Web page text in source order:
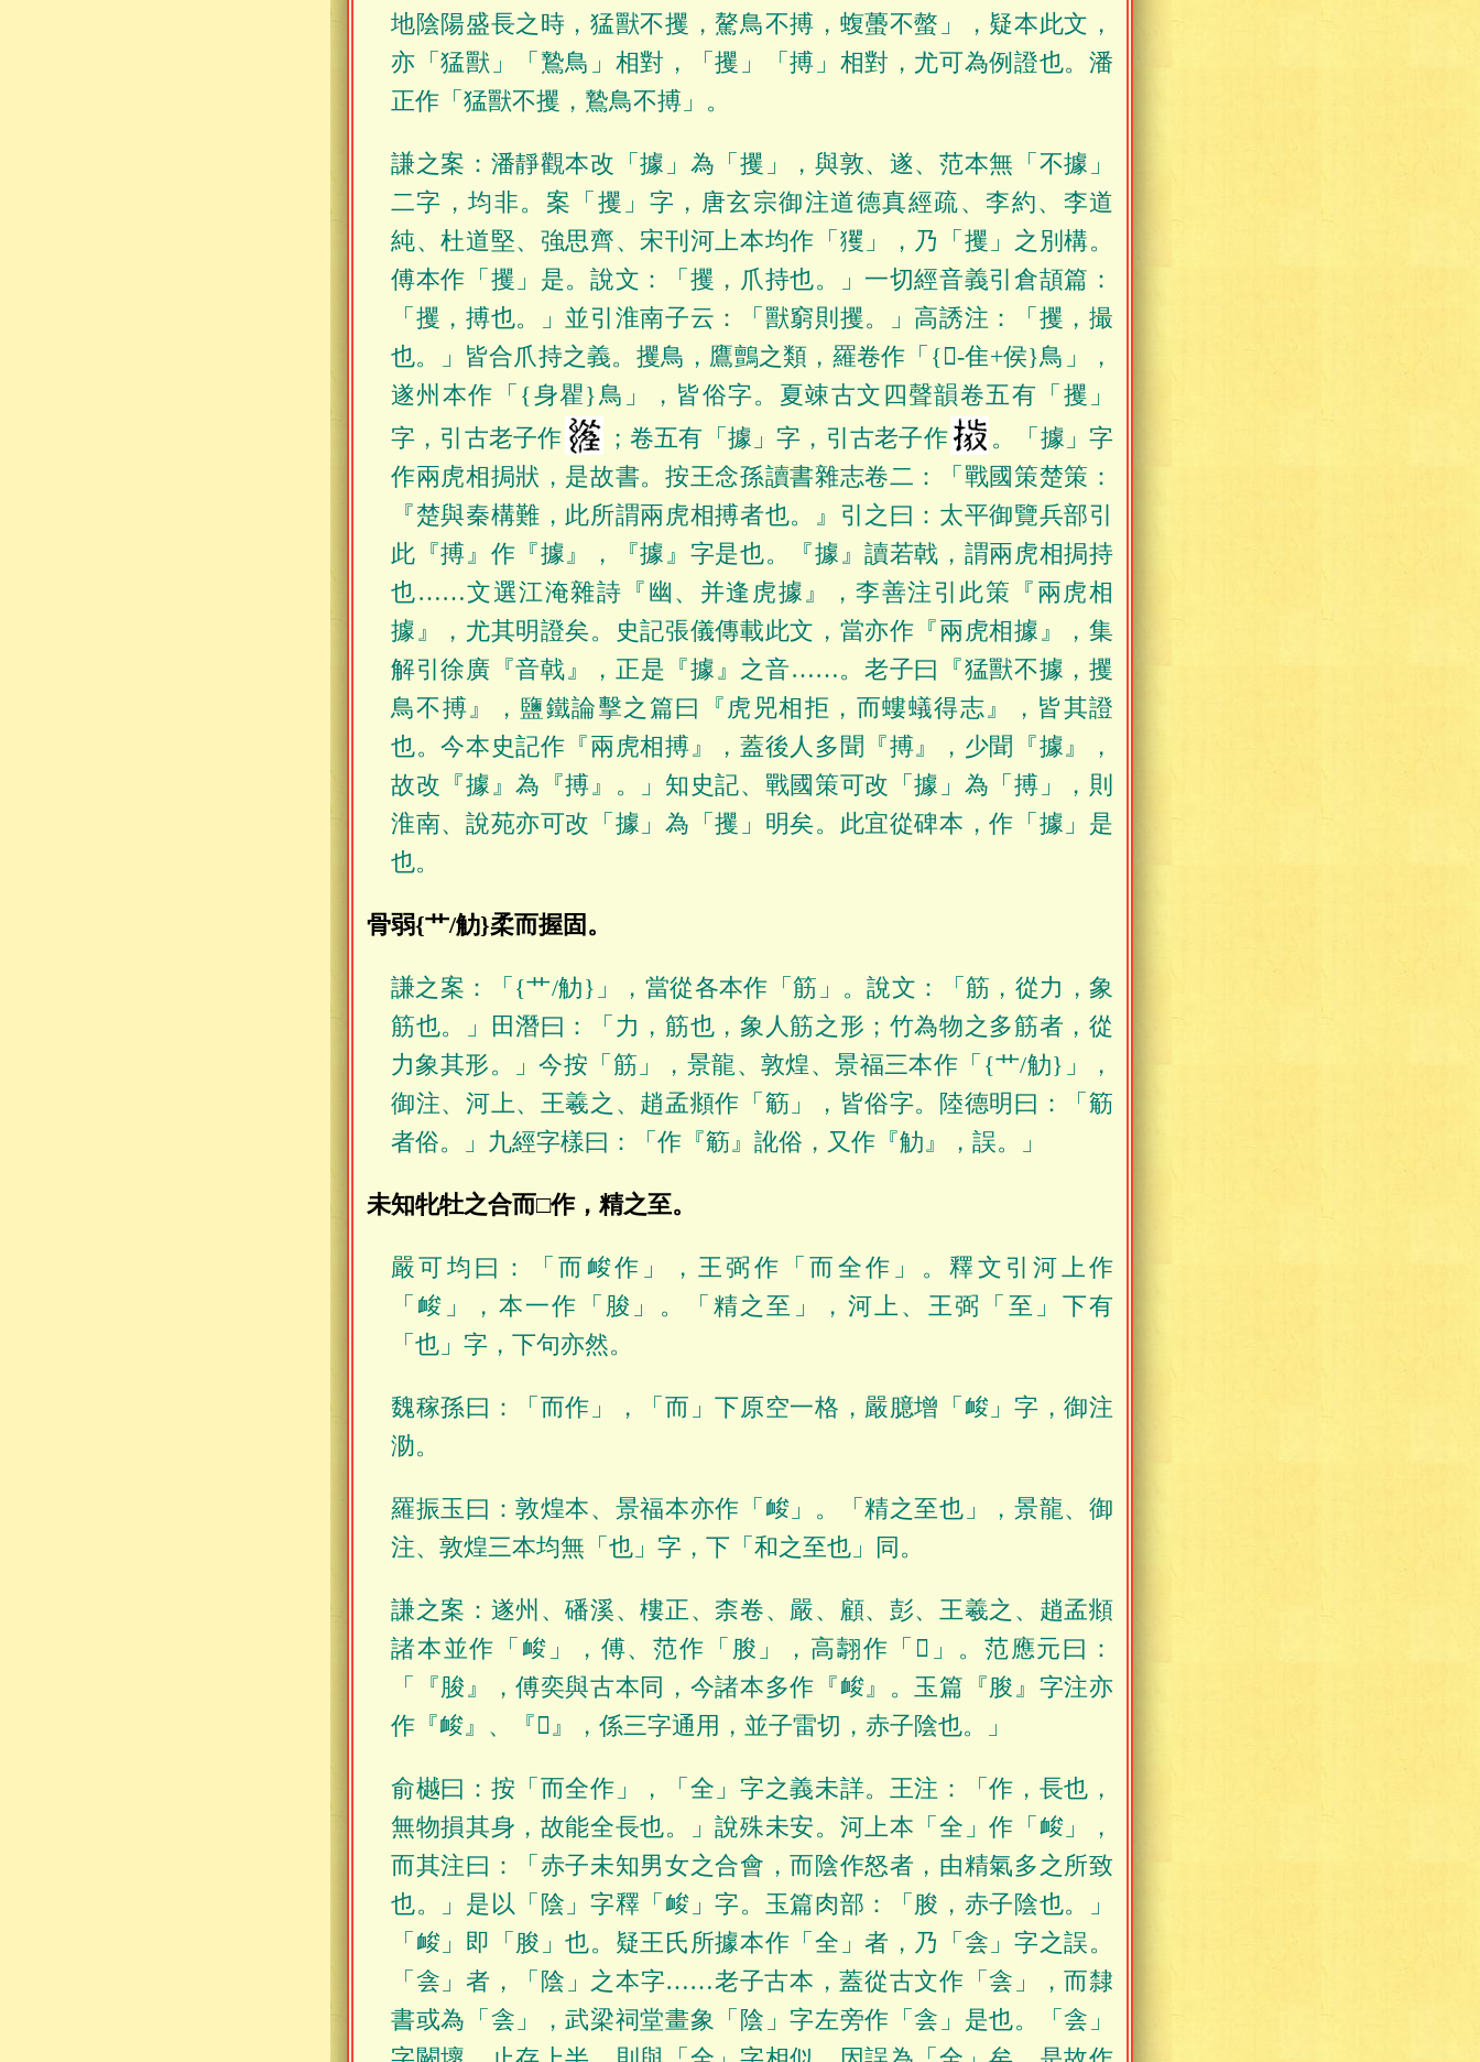
地陰陽盛長之時，猛獸不攫，驁鳥不搏，蝮蠆不螫」，疑本此文，
亦「猛獸」「鷙鳥」相對，「攫」「搏」相對，尤可為例證也。潘
正作「猛獸不攫，鷙鳥不搏」。
謙之案：潘靜觀本改「據」為「攫」，與敦、遂、范本無「不據」
二字，均非。案「攫」字，唐玄宗御注道德真經疏、李約、李道
純、杜道堅、強思齊、宋刊河上本均作「玃」，乃「攫」之別構。
傅本作「攫」是。說文：「攫，爪持也。」一切經音義引倉頡篇：
「攫，搏也。」並引淮南子云：「獸窮則攫。」高誘注：「攫，撮
也。」皆合爪持之義。攫鳥，鷹鸇之類，羅卷作「{𤣓-隹+侯}鳥」，
遂州本作「{身瞿}鳥」，皆俗字。夏竦古文四聲韻卷五有「攫」
字，引古老子作
；卷五有「據」字，引古老子作
。「據」字
作兩虎相挶狀，是故書。按王念孫讀書雜志卷二：「戰國策楚策：
『楚與秦構難，此所謂兩虎相搏者也。』引之曰：太平御覽兵部引
此『搏』作『據』，『據』字是也。『據』讀若戟，謂兩虎相挶持
也……文選江淹雜詩『幽、并逢虎據』，李善注引此策『兩虎相
據』，尤其明證矣。史記張儀傳載此文，當亦作『兩虎相據』，集
解引徐廣『音戟』，正是『據』之音……。老子曰『猛獸不據，攫
鳥不搏』，鹽鐵論擊之篇曰『虎兕相拒，而螻蟻得志』，皆其證
也。今本史記作『兩虎相搏』，蓋後人多聞『搏』，少聞『據』，
故改『據』為『搏』。」知史記、戰國策可改「據」為「搏」，則
淮南、說苑亦可改「據」為「攫」明矣。此宜從碑本，作「據」是
也。
骨弱{艹/觔}柔而握固。
謙之案：「{艹/觔}」，當從各本作「筋」。說文：「筋，從力，象
筋也。」田潛曰：「力，筋也，象人筋之形；竹為物之多筋者，從
力象其形。」今按「筋」，景龍、敦煌、景福三本作「{艹/觔}」，
御注、河上、王羲之、趙孟頫作「䈥」，皆俗字。陸德明曰：「䈥
者俗。」九經字樣曰：「作『䈥』訛俗，又作『觔』，誤。」
未知牝牡之合而□作，精之至。
嚴可均曰：「而䘒作」，王弼作「而全作」。釋文引河上作
「䘒」，本一作「脧」。「精之至」，河上、王弼「至」下有
「也」字，下句亦然。
魏稼孫曰：「而作」，「而」下原空一格，嚴臆增「䘒」字，御注
泐。
羅振玉曰：敦煌本、景福本亦作「䘒」。「精之至也」，景龍、御
注、敦煌三本均無「也」字，下「和之至也」同。
謙之案：遂州、磻溪、樓正、柰卷、嚴、顧、彭、王羲之、趙孟頫
諸本並作「䘒」，傅、范作「朘」，高翿作「𡱥」。范應元曰：
「『脧』，傅奕與古本同，今諸本多作『䘒』。玉篇『朘』字注亦
作『䘒』、『𡱥』，係三字通用，並子雷切，赤子陰也。」
俞樾曰：按「而全作」，「全」字之義未詳。王注：「作，長也，
無物損其身，故能全長也。」說殊未安。河上本「全」作「䘒」，
而其注曰：「赤子未知男女之合會，而陰作怒者，由精氣多之所致
也。」是以「陰」字釋「䘒」字。玉篇肉部：「朘，赤子陰也。」
「䘒」即「朘」也。疑王氏所據本作「全」者，乃「侌」字之誤。
「侌」者，「陰」之本字……老子古本，蓋從古文作「侌」，而隸
書或為「侌」，武梁祠堂畫象「陰」字左旁作「侌」是也。「侌」